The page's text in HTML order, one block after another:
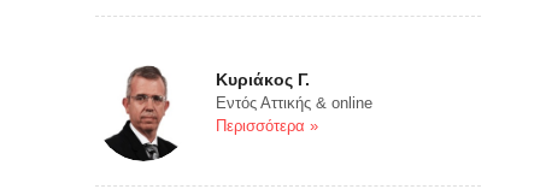
Κυριάκος Γ.
Εντός Αττικής & online
Περισσότερα »